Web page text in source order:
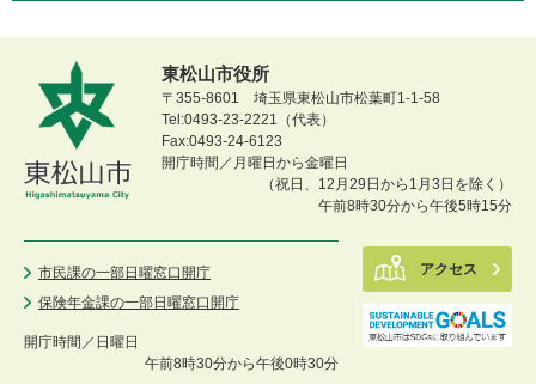
東松山市役所
〒355-8601 埼玉県東松山市松葉町1-1-58
Tel:0493-23-2221（代表）
Fax:0493-24-6123
開庁時間／月曜日から金曜日
（祝日、12月29日から1月3日を除く）
午前8時30分から午後5時15分
市民課の一部日曜窓口開庁
保険年金課の一部日曜窓口開庁
開庁時間／ 日曜日
午前8時30分から午後0時30分
アクセス